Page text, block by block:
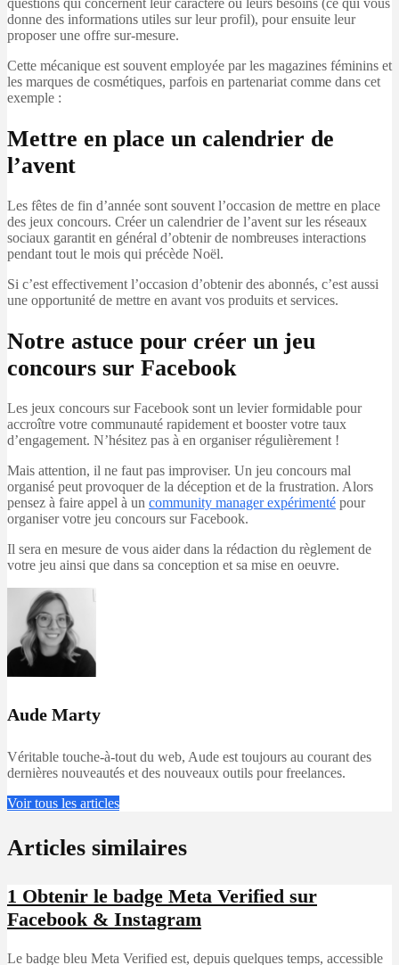
questions qui concernent leur caractère ou leurs besoins (ce qui vous
donne des informations utiles sur leur profil), pour ensuite leur
proposer une offre sur-mesure.
Cette mécanique est souvent employée par les magazines féminins et
les marques de cosmétiques, parfois en partenariat comme dans cet
exemple :
Mettre en place un calendrier de
l’avent
Les fêtes de fin d’année sont souvent l’occasion de mettre en place
des jeux concours. Créer un calendrier de l’avent sur les réseaux
sociaux garantit en général d’obtenir de nombreuses interactions
pendant tout le mois qui précède Noël.
Si c’est effectivement l’occasion d’obtenir des abonnés, c’est aussi
une opportunité de mettre en avant vos produits et services.
Notre astuce pour créer un jeu
concours sur Facebook
Les jeux concours sur Facebook sont un levier formidable pour
accroître votre communauté rapidement et booster votre taux
d’engagement. N’hésitez pas à en organiser régulièrement !
Mais attention, il ne faut pas improviser. Un jeu concours mal
organisé peut provoquer de la déception et de la frustration. Alors
pensez à faire appel à un community manager expérimenté pour
organiser votre jeu concours sur Facebook.
Il sera en mesure de vous aider dans la rédaction du règlement de
votre jeu ainsi que dans sa conception et sa mise en oeuvre.
Aude Marty
Véritable touche-à-tout du web, Aude est toujours au courant des
dernières nouveautés et des nouveaux outils pour freelances.
Voir tous les articles
Articles similaires
1 Obtenir le badge Meta Verified sur
Facebook & Instagram
Le badge bleu Meta Verified est, depuis quelques temps, accessible